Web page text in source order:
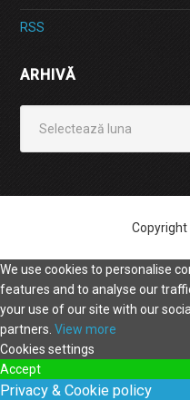
RSS
ARHIVĂ
We use cookies to personalise
features and to analyse our
your use of our site with our
partners. View more
Cookies settings
Accept
Privacy & Cookie policy